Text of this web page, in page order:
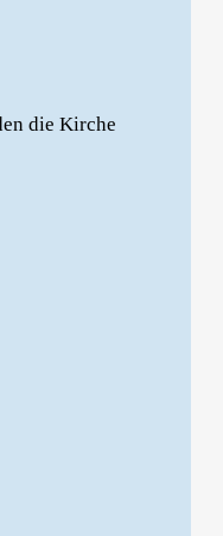
die Kirche